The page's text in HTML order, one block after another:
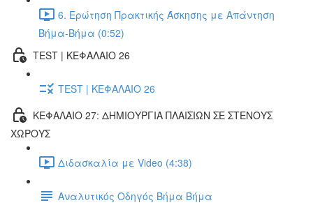
6. Ερώτηση Πρακτικής Άσκησης με Απάντηση
Βήμα-Βήμα (0:52)
TEST | ΚΕΦΑΛΑΙΟ 26
TEST | ΚΕΦΑΛΑΙΟ 26
ΚΕΦΑΛΑΙΟ 27: ΔΗΜΙΟΥΡΓΙΑ ΠΛΑΙΣΙΩΝ ΣΕ ΣΤΕΝΟΥΣ
ΧΩΡΟΥΣ
Διδασκαλία με Video (4:38)
Αναλυτικός Οδηγός Βήμα Βήμα